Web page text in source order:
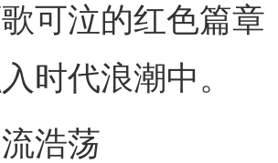
可泣的红色篇
时代浪潮中。
浩荡